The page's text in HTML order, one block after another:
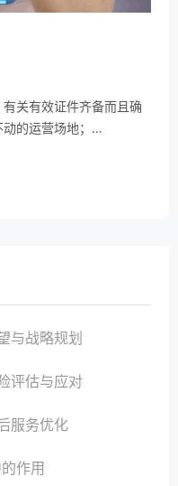
关有效证件齐备而且确
动的运营场地；…
与战略规划
评估与应对
服务优化
作用